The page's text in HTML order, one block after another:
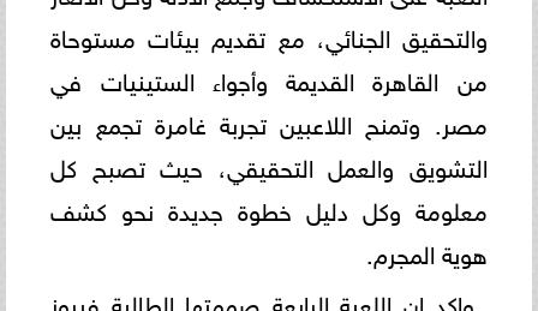
والتحقيق الجنائي، مع تقديم بيئات مستوحاة
من القاهرة القديمة وأجواء الستينيات في
مصر. وتمنح اللاعبين تجربة غامرة تجمع بين
التشويق والعمل التحقيقي، حيث تصبح كل
معلومة وكل دليل خطوة جديدة نحو كشف
هوية المجرم.
واكد ان اللعبة الرابعة صممتها الطالبة فيروز